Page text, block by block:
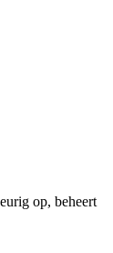
op, beheert